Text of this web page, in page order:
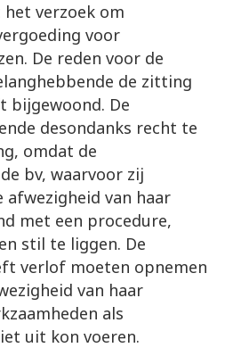
verzoek om
voor
De reden voor de
de zitting
bijgewoond. De
desondanks recht te
omdat de
bv, waarvoor zij
afwezigheid van haar
met een procedure,
stil te liggen. De
verlof moeten opnemen
van haar
als
uit kon voeren.